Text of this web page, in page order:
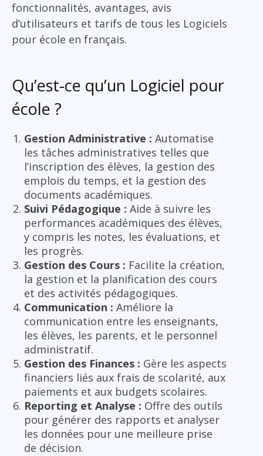
fonctionnalités, avantages, avis
d’utilisateurs et tarifs de tous les Logiciels
pour école en français.
Qu’est-ce qu’un Logiciel pour
école ?
Gestion Administrative : Automatise
les tâches administratives telles que
l’inscription des élèves, la gestion des
emplois du temps, et la gestion des
documents académiques.
Suivi Pédagogique : Aide à suivre les
performances académiques des élèves,
y compris les notes, les évaluations, et
les progrès.
Gestion des Cours : Facilite la création,
la gestion et la planification des cours
et des activités pédagogiques.
Communication : Améliore la
communication entre les enseignants,
les élèves, les parents, et le personnel
administratif.
Gestion des Finances : Gère les aspects
financiers liés aux frais de scolarité, aux
paiements et aux budgets scolaires.
Reporting et Analyse : Offre des outils
pour générer des rapports et analyser
les données pour une meilleure prise
de décision.